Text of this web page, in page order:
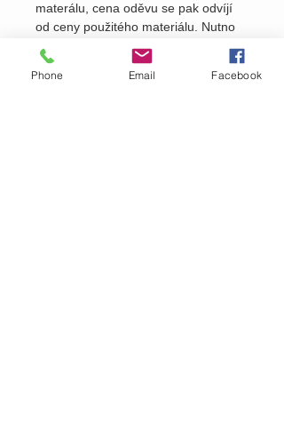
materálu, cena oděvu se pak odvíjí
od ceny použitého materiálu. Nutno
domluvit osobně viz.
našem webu.
Phone Email Facebook